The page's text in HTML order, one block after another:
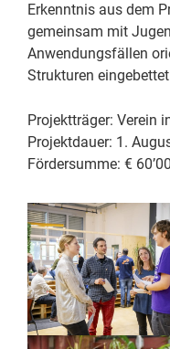
Erkenntnis aus dem
gemeinsam mit
Anwendungsfällen
Strukturen
Projektträger: Verein
Projektdauer: 1.
Fördersumme: €